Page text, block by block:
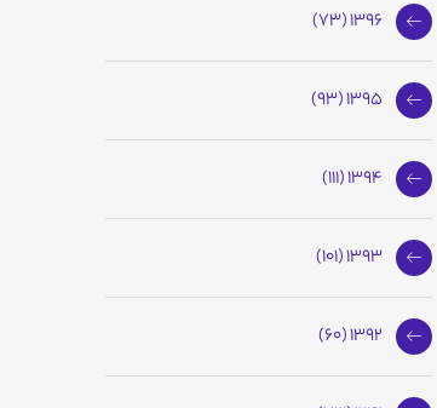
1396 (73)
1395 (93)
1394 (111)
1393 (101)
1392 (60)